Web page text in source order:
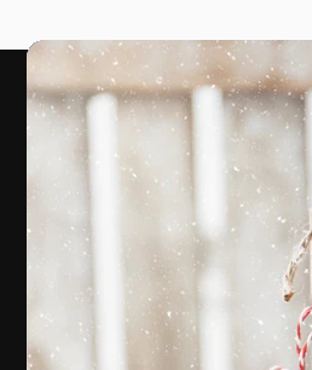
Видео
Видеоролик
Моушн-дизайн
Видеошаблоны
Иконки
Креативная
ваших лучших работ.
подписчиков среди
предприятий, агентств
Pусский